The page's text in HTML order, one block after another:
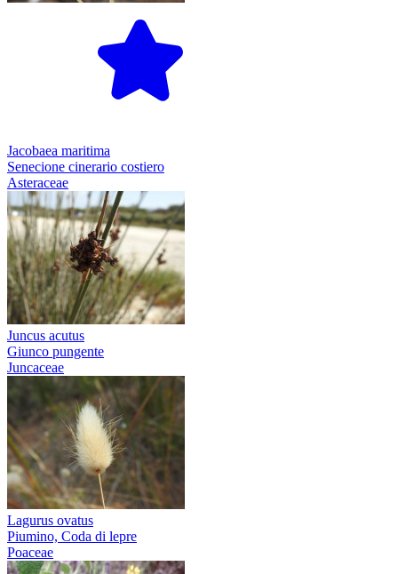
Jacobaea maritima
Senecione cinerario costiero
Asteraceae
Juncus acutus
Giunco pungente
Juncaceae
Lagurus ovatus
Piumino, Coda di lepre
Poaceae